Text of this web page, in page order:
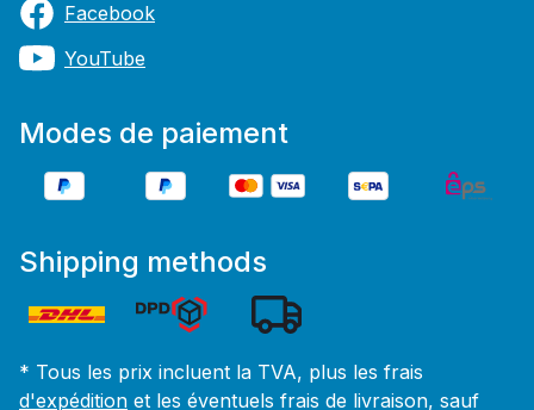
Facebook
YouTube
Modes de paiement
Shipping methods
* Tous les prix incluent la TVA, plus les frais
d'expédition et les éventuels frais de livraison, sauf